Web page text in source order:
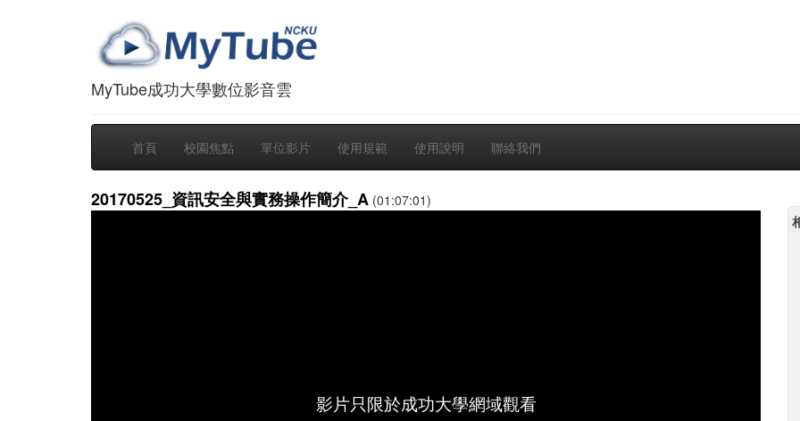
MyTube成功大學數位影音雲
首頁 校園焦點 單位影片 使用規範 使用說明 聯絡我們
20170525_資訊安全與實務操作簡介_A (01:07:01)
影片只限於成功大學網域觀看